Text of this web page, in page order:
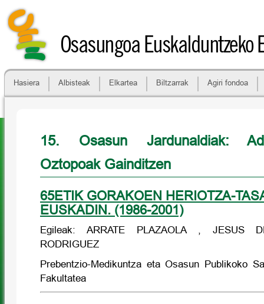
Osasungoa Euskalduntzeko
Hasiera Albisteak Elkartea Biltzarrak Agiri fondoa
15. Osasun Jardunaldiak:
Oztopoak Gainditzen
65ETIK GORAKOEN HERIOTZA-
EUSKADIN. (1986-2001)
Egileak: ARRATE PLAZAOLA , JESUS
RODRIGUEZ
Prebentzio-Medikuntza eta Osasun Publikoko
Fakultatea